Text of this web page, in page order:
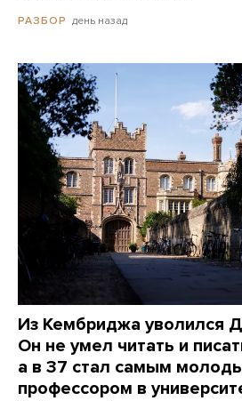
РАЗБОР день назад
Из Кембриджа уволился
Он не умел читать и
а в 37 стал самым
профессором в